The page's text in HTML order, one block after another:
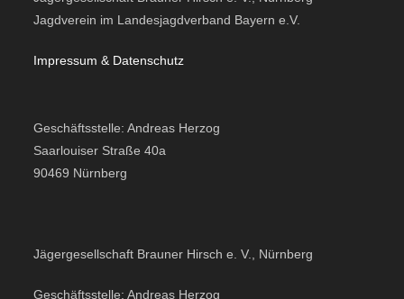
Jagdverein im Landesjagdverband Bayern e.V.
Impressum & Datenschutz
Geschäftsstelle: Andreas Herzog
Saarlouiser Straße 40a
90469 Nürnberg
Jägergesellschaft Brauner Hirsch e. V., Nürnberg
Geschäftsstelle: Andreas Herzog